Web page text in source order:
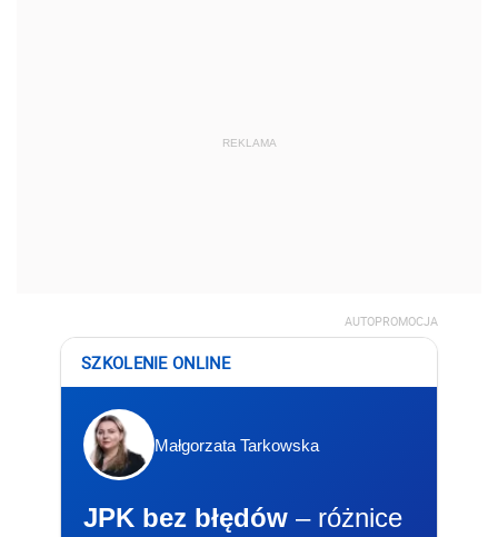
REKLAMA
AUTOPROMOCJA
SZKOLENIE ONLINE
Małgorzata Tarkowska
JPK bez błędów – różnice